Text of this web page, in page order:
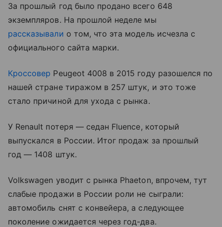
За прошлый год было продано всего 648
экземпляров. На прошлой неделе мы
рассказывали о том, что эта модель исчезла с
официального сайта марки.
Кроссовер Peugeot 4008 в 2015 году разошелся по
нашей стране тиражом в 257 штук, и это тоже
стало причиной для ухода с рынка.
У Renault потеря — седан Fluence, который
выпускался в России. Итог продаж за прошлый
год — 1408 штук.
Volkswagen уводит с рынка Phaeton, впрочем, тут
слабые продажи в России роли не сыграли:
автомобиль снят с конвейера, а следующее
поколение ожидается через год-два.